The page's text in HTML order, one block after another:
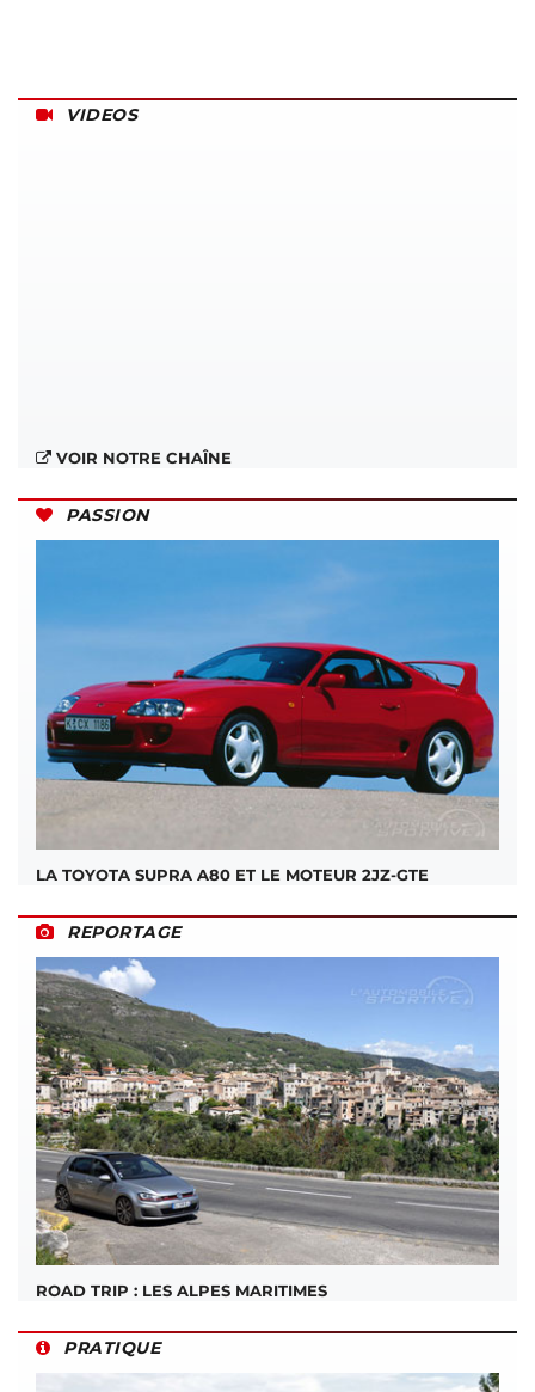
VIDEOS
VOIR NOTRE CHAÎNE
PASSION
LA TOYOTA SUPRA A80 ET LE MOTEUR 2JZ-GTE
REPORTAGE
ROAD TRIP : LES ALPES MARITIMES
PRATIQUE